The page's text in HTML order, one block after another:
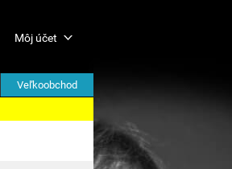
Môj účet
Veľkoobchod